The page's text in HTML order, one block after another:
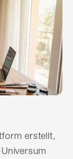
erstellt,